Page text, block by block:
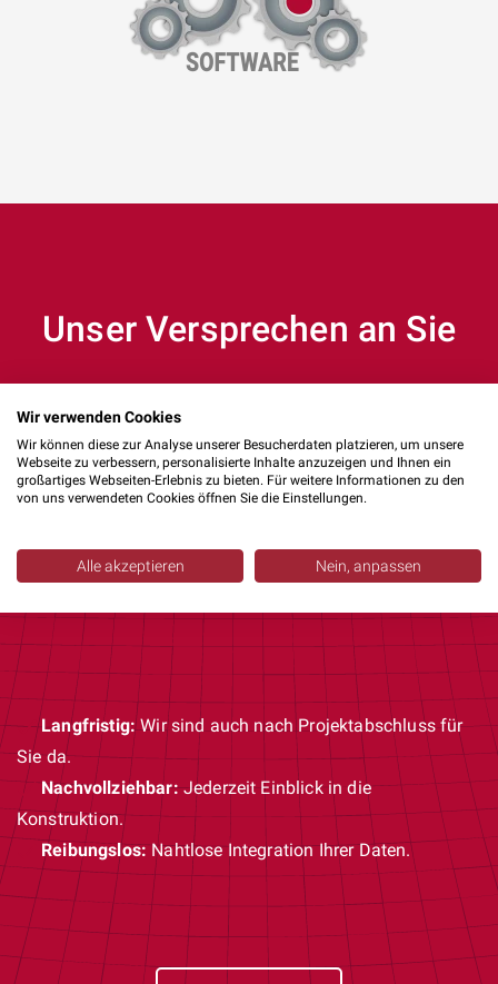
Unser Versprechen an Sie
Ergebnisorientiert:Unsere Arbeit ist erst beendet,
Transparent:Sie zahlen nur für geleistete Stunden.
Langfristig:Wir sind auch nach Projektabschluss für
Sie da.
Nachvollziehbar:Jederzeit Einblick in die
Konstruktion.
Reibungslos:Nahtlose Integration Ihrer Daten.
Wir verwenden Cookies
Wir können diese zur Analyse unserer Besucherdaten platzieren, um unsere
Webseite zu verbessern, personalisierte Inhalte anzuzeigen und Ihnen ein
großartiges Webseiten-Erlebnis zu bieten. Für weitere Informationen zu den
von uns verwendeten Cookies öffnen Sie die Einstellungen.
Alle akzeptieren Nein, anpassen